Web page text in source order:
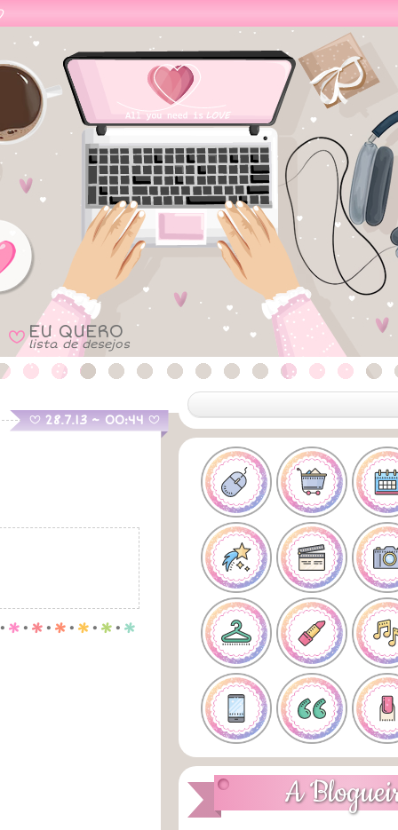
B EU QUERO
lista de desejos
B 28.7.13 ~ 00:44 B
. p . p . p . p . p . p
A